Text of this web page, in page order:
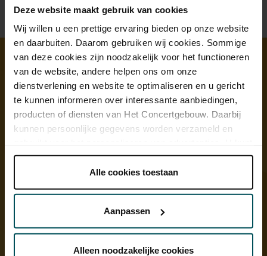
Deze website maakt gebruik van cookies
Wij willen u een prettige ervaring bieden op onze website
en daarbuiten. Daarom gebruiken wij cookies. Sommige
van deze cookies zijn noodzakelijk voor het functioneren
van de website, andere helpen ons om onze
dienstverlening en website te optimaliseren en u gericht
te kunnen informeren over interessante aanbiedingen,
producten of diensten van Het Concertgebouw. Daarbij
kunnen persoonlijke gegevens worden verzameld en
onder 'aanpassen' zelf welke cookies wij mogen
Lees onze cookieverklaring hier. Lees onze
Via decookieverklaringop onze website kunt u uw
Alle cookies toestaan
Aanpassen
Alleen noodzakelijke cookies
Ontdek meer